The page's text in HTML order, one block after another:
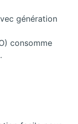
génération
consomme